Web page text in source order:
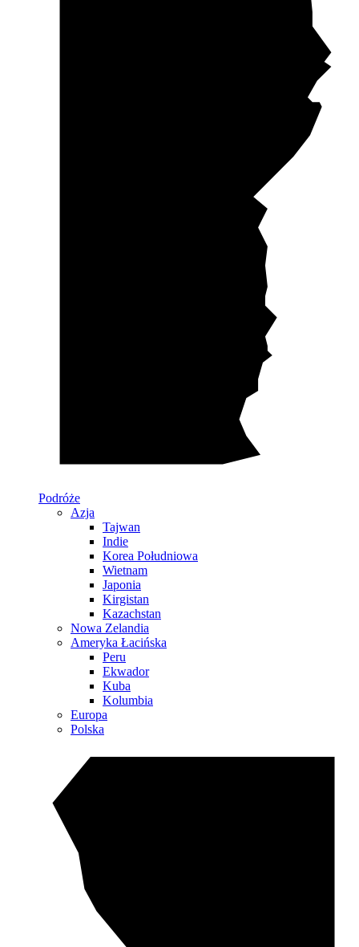
Podróże
Azja
Tajwan
Indie
Korea Południowa
Wietnam
Japonia
Kirgistan
Kazachstan
Nowa Zelandia
Ameryka Łacińska
Peru
Ekwador
Kuba
Kolumbia
Europa
Polska